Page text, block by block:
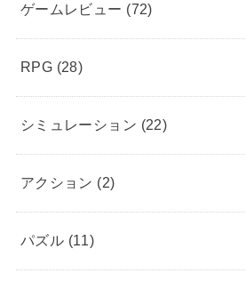
ゲームレビュー (72)
RPG (28)
シミュレーション (22)
アクション (2)
パズル (11)